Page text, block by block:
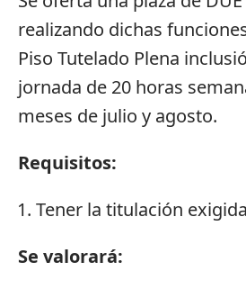
realizando dichas
Piso Tutelado Plena
jornada de 20 horas
meses de julio y agosto.
Requisitos:
Tener la titulación
Se valorará: